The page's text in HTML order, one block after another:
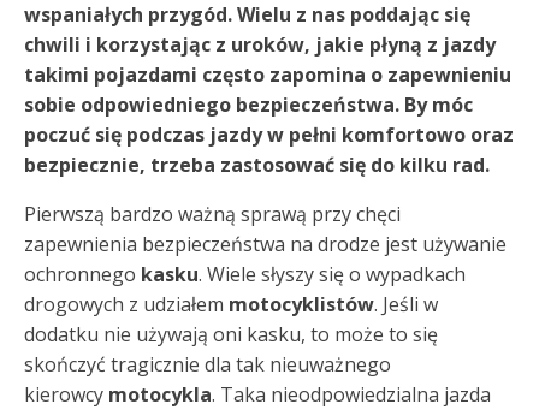
wspaniałych przygód. Wielu z nas poddając się
chwili i korzystając z uroków, jakie płyną z jazdy
takimi pojazdami często zapomina o zapewnieniu
sobie odpowiedniego bezpieczeństwa. By móc
poczuć się podczas jazdy w pełni komfortowo oraz
bezpiecznie, trzeba zastosować się do kilku rad.
Pierwszą bardzo ważną sprawą przy chęci
zapewnienia bezpieczeństwa na drodze jest używanie
ochronnego kasku. Wiele słyszy się o wypadkach
drogowych z udziałem motocyklistów. Jeśli w
dodatku nie używają oni kasku, to może to się
skończyć tragicznie dla tak nieuważnego
kierowcy motocykla. Taka nieodpowiedzialna jazda